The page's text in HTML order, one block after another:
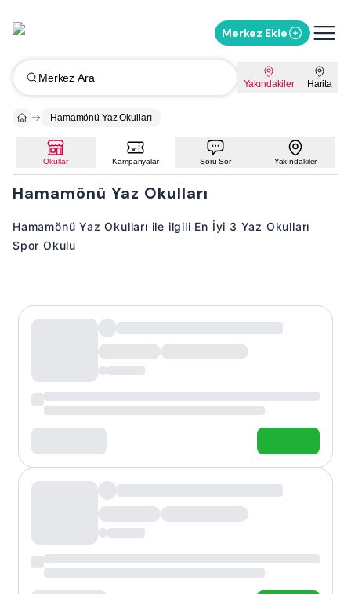
Merkez Ekle
Merkez Ara Yakındakiler Harita
Hamamönü Yaz Okulları
Okullar Kampanyalar Soru Sor Yakındakiler
Hamamönü Yaz Okulları
Hamamönü Yaz Okulları ile ilgili En İyi 3 Yaz Okulları
Spor Okulu